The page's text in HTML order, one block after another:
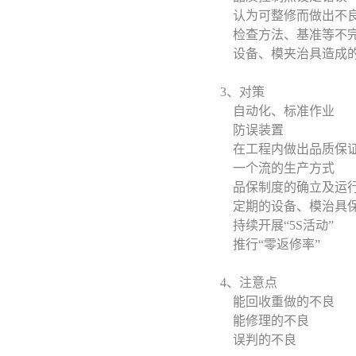
认为可整修而做出不
检查方法、基准等不
设备、模夹治具造成
3、对策
自动化、标准作业
防误装置
在工程内做出品质保
一个流的生产方式
品保制度的确立及运
定期的设备、模治具
持续开展“5S活动”
推行“零返修率”
4、注意点
能回收重做的不良
能修理的不良
误判的不良